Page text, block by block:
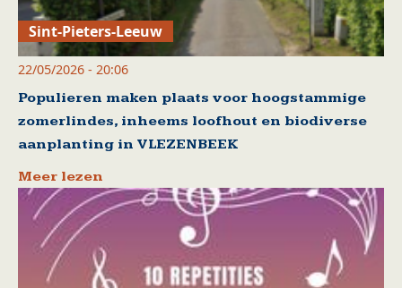
Sint-Pieters-Leeuw
22/05/2026 - 20:06
Populieren maken plaats voor hoogstammige
zomerlindes, inheems loofhout en biodiverse
aanplanting in VLEZENBEEK
Meer lezen